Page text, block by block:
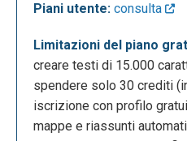
Piani utente: consulta
Limitazioni del piano
creare testi di 15.000
spendere solo 30 crediti
iscrizione con profilo
mappe e riassunti